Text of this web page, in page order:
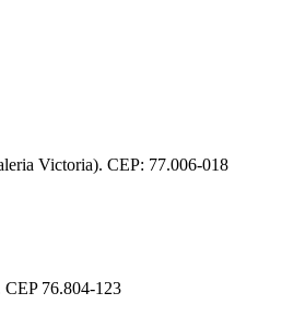
Victoria). CEP: 77.006-018
CEP 76.804-123